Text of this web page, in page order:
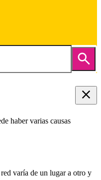
haber varias causas
varía de un lugar a otro y